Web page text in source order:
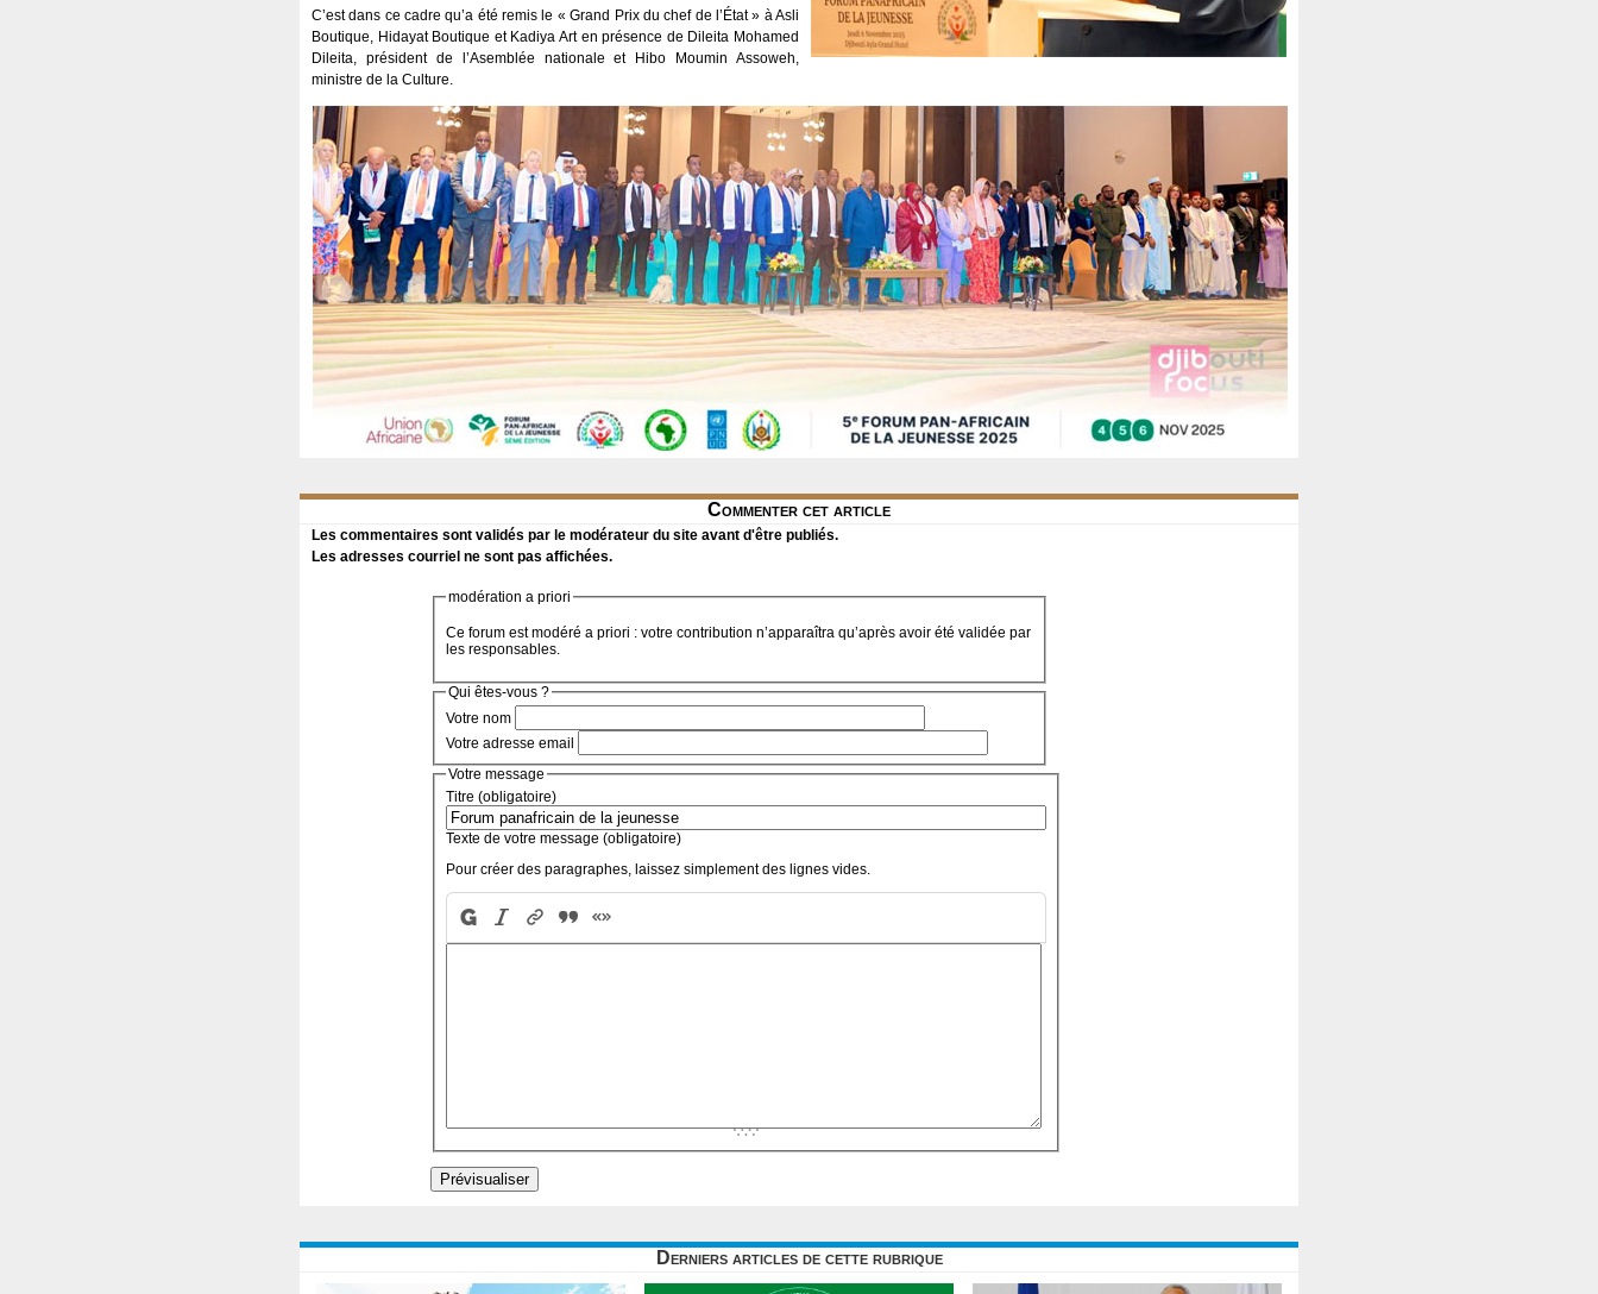
C’est dans ce cadre qu’a été remis le « Grand Prix du chef de l’État » à Asli
Boutique, Hidayat Boutique et Kadiya Art en présence de Dileita Mohamed
Dileita, président de l’Asemblée nationale et Hibo Moumin Assoweh,
ministre de la Culture.
Commenter cet article
Les commentaires sont validés par le modérateur du site avant d'être publiés.
Les adresses courriel ne sont pas affichées.
modération a priori
Ce forum est modéré a priori : votre contribution n’apparaîtra qu’après avoir été validée par
les responsables.
Qui êtes-vous ?
Votre nom
Votre adresse email
Votre message
Titre (obligatoire)
Texte de votre message (obligatoire)
Pour créer des paragraphes, laissez simplement des lignes vides.
Derniers articles de cette rubrique